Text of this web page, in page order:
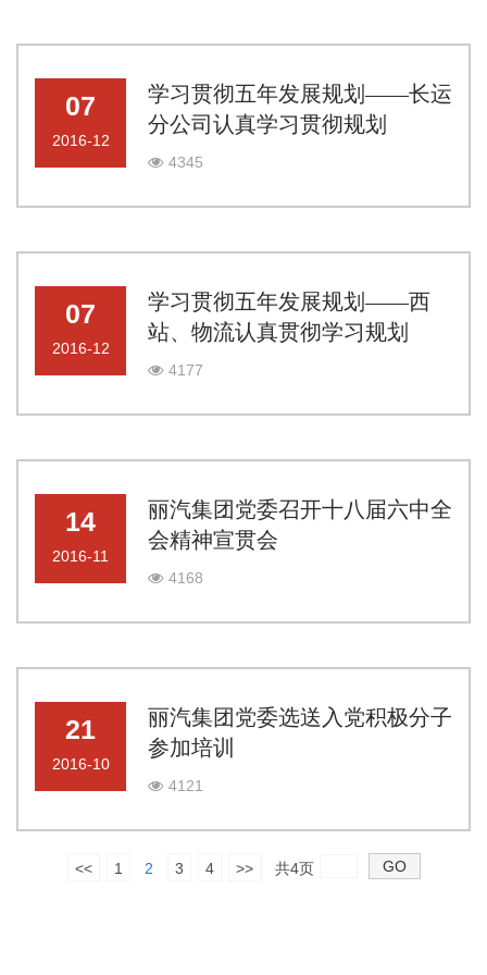
学习贯彻五年发展规划——长运
分公司认真学习贯彻规划
4345
07
2016-12
学习贯彻五年发展规划——西
站、物流认真贯彻学习规划
4177
07
2016-12
丽汽集团党委召开十八届六中全
会精神宣贯会
4168
14
2016-11
丽汽集团党委选送入党积极分子
参加培训
4121
21
2016-10
<< 1 2 3 4 >> 共4页